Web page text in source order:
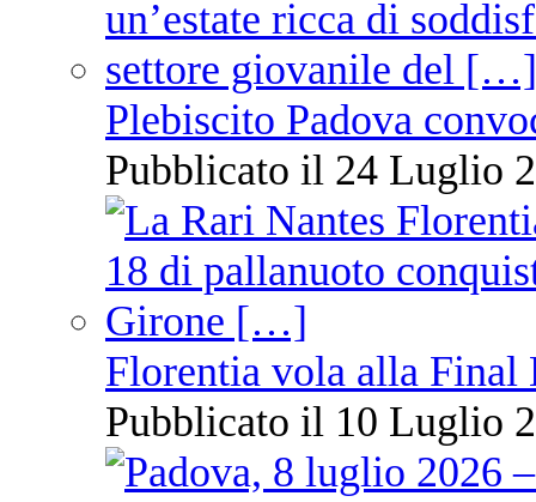
Plebiscito Padova
Pubblicato il 24 Luglio
Florentia vola alla Final
Pubblicato il 10 Luglio